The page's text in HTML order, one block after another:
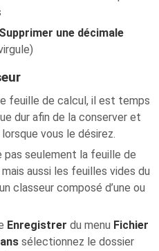
Supprimer une décimale
feuille de calcul, il est temps
dur afin de la conserver et
vous le désirez.
pas seulement la feuille de
aussi les feuilles vides du
classeur composé d’une ou
Enregistrer du menu Fichier
sélectionnez le dossier